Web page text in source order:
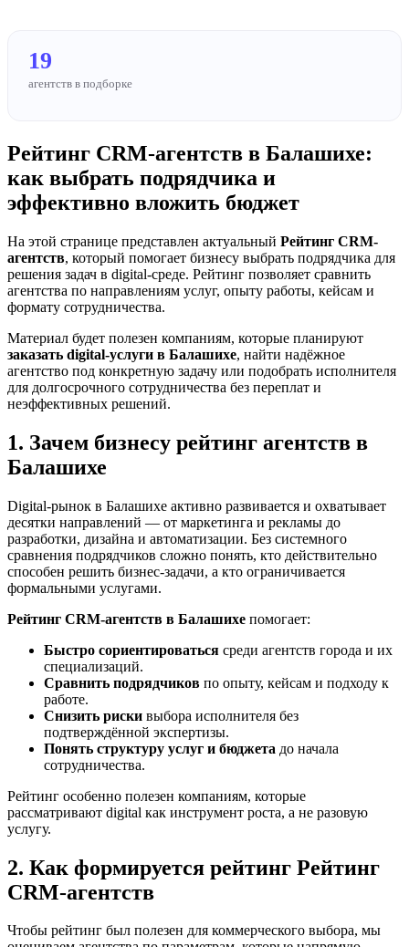
19
агентств в подборке
Рейтинг CRM-агентств в Балашихе:
как выбрать подрядчика и
эффективно вложить бюджет
На этой странице представлен актуальный Рейтинг CRM-
агентств, который помогает бизнесу выбрать подрядчика для
решения задач в digital-среде. Рейтинг позволяет сравнить
агентства по направлениям услуг, опыту работы, кейсам и
формату сотрудничества.
Материал будет полезен компаниям, которые планируют
заказать digital-услуги в Балашихе, найти надёжное
агентство под конкретную задачу или подобрать исполнителя
для долгосрочного сотрудничества без переплат и
неэффективных решений.
1. Зачем бизнесу рейтинг агентств в
Балашихе
Digital-рынок в Балашихе активно развивается и охватывает
десятки направлений — от маркетинга и рекламы до
разработки, дизайна и автоматизации. Без системного
сравнения подрядчиков сложно понять, кто действительно
способен решить бизнес-задачи, а кто ограничивается
формальными услугами.
Рейтинг CRM-агентств в Балашихе помогает:
Быстро сориентироваться среди агентств города и их
специализаций.
Сравнить подрядчиков по опыту, кейсам и подходу к
работе.
Снизить риски выбора исполнителя без
подтверждённой экспертизы.
Понять структуру услуг и бюджета до начала
сотрудничества.
Рейтинг особенно полезен компаниям, которые
рассматривают digital как инструмент роста, а не разовую
услугу.
2. Как формируется рейтинг Рейтинг
CRM-агентств
Чтобы рейтинг был полезен для коммерческого выбора, мы